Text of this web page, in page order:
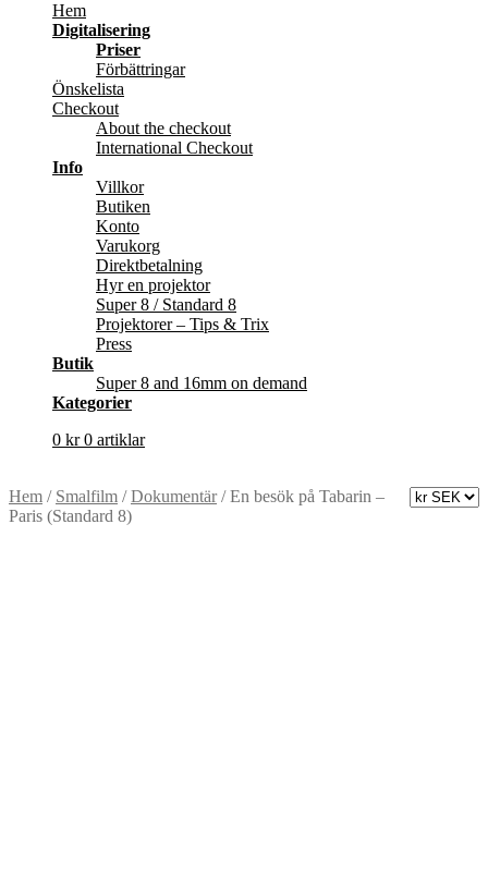
Hem
Digitalisering
Priser
Förbättringar
Önskelista
Checkout
About the checkout
International Checkout
Info
Villkor
Butiken
Konto
Varukorg
Direktbetalning
Hyr en projektor
Super 8 / Standard 8
Projektorer – Tips & Trix
Press
Butik
Super 8 and 16mm on demand
Kategorier
0 kr 0 artiklar
Hem / Smalfilm /Dokumentär/En besök på Tabarin –
Paris (Standard 8)